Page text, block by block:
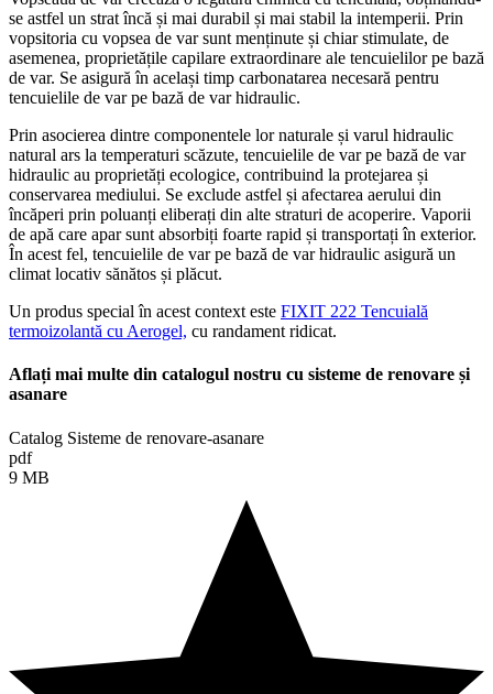
se astfel un strat încă și mai durabil și mai stabil la intemperii. Prin
vopsitoria cu vopsea de var sunt menținute și chiar stimulate, de
asemenea, proprietățile capilare extraordinare ale tencuielilor pe bază
de var. Se asigură în același timp carbonatarea necesară pentru
tencuielile de var pe bază de var hidraulic.
Prin asocierea dintre componentele lor naturale și varul hidraulic
natural ars la temperaturi scăzute, tencuielile de var pe bază de var
hidraulic au proprietăți ecologice, contribuind la protejarea și
conservarea mediului. Se exclude astfel și afectarea aerului din
încăperi prin poluanți eliberați din alte straturi de acoperire. Vaporii
de apă care apar sunt absorbiți foarte rapid și transportați în exterior.
În acest fel, tencuielile de var pe bază de var hidraulic asigură un
climat locativ sănătos și plăcut.
Un produs special în acest context este FIXIT 222 Tencuială
termoizolantă cu Aerogel, cu randament ridicat.
Aflați mai multe din catalogul nostru cu sisteme de renovare și
asanare
Catalog Sisteme de renovare-asanare
pdf
9 MB